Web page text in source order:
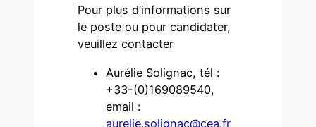
Pour plus d’informations sur
le poste ou pour candidater,
veuillez contacter
Aurélie Solignac, tél :
+33-(0)169089540,
email :
aurelie.solignac@cea.fr